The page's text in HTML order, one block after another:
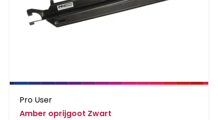
Pro User
Amber oprijgoot Zwart